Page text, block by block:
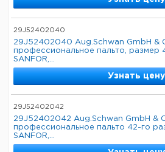
29J52402040
29J52402040 Aug.Schwan GmbH &
профессиональное пальто, размер
SANFOR,...
Узнать цену
29J52402042
29J52402042 Aug.Schwan GmbH &
профессиональное пальто 42-го
SANFOR,...